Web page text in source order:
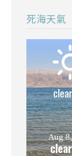
死海天氣
Aug